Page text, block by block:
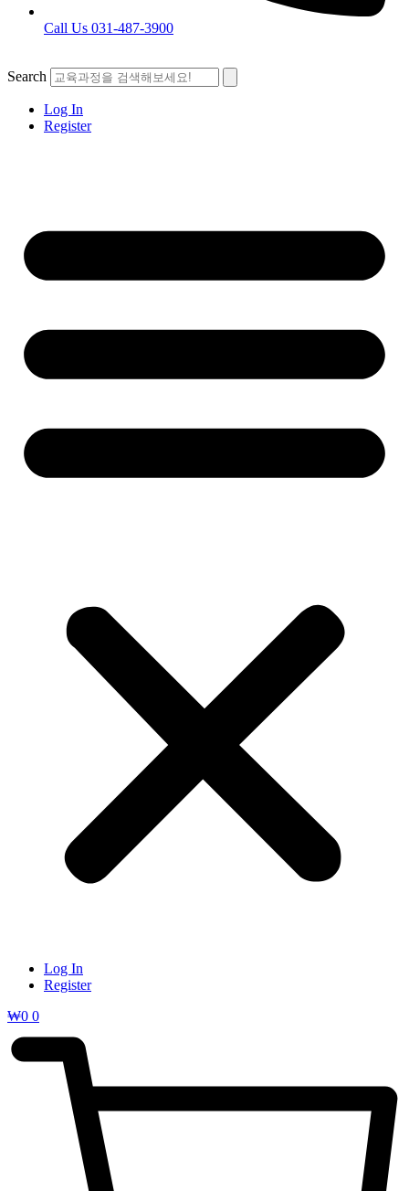
Call Us 031-487-3900
Search
Log In
Register
Log In
Register
₩0 0